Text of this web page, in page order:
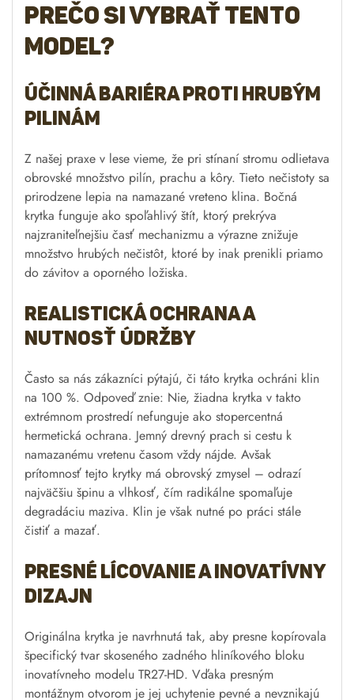
Prečo si vybrať tento
model?
Účinná bariéra proti hrubým
pilinám
Z našej praxe v lese vieme, že pri stínaní stromu odlietava
obrovské množstvo pilín, prachu a kôry. Tieto nečistoty sa
prirodzene lepia na namazané vreteno klina. Bočná
krytka funguje ako spoľahlivý štít, ktorý prekrýva
najzraniteľnejšiu časť mechanizmu a výrazne znižuje
množstvo hrubých nečistôt, ktoré by inak prenikli priamo
do závitov a oporného ložiska.
Realistická ochrana a
nutnosť údržby
Často sa nás zákazníci pýtajú, či táto krytka ochráni klin
na 100 %. Odpoveď znie: Nie, žiadna krytka v takto
extrémnom prostredí nefunguje ako stopercentná
hermetická ochrana. Jemný drevný prach si cestu k
namazanému vretenu časom vždy nájde. Avšak
prítomnosť tejto krytky má obrovský zmysel – odrazí
najväčšiu špinu a vlhkosť, čím radikálne spomaľuje
degradáciu maziva. Klin je však nutné po práci stále
čistiť a mazať.
Presné lícovanie a inovatívny
dizajn
Originálna krytka je navrhnutá tak, aby presne kopírovala
špecifický tvar skoseného zadného hliníkového bloku
inovatívneho modelu TR27-HD. Vďaka presným
montážnym otvorom je jej uchytenie pevné a nevznikajú